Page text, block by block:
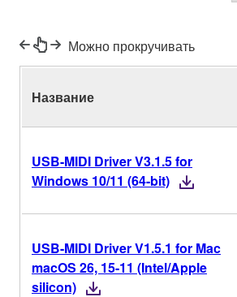
Можно прокручивать
Название
USB-MIDI Driver V3.1.5 for
Windows 10/11 (64-bit)
USB-MIDI Driver V1.5.1 for Mac
macOS 26, 15-11 (Intel/Apple
silicon)